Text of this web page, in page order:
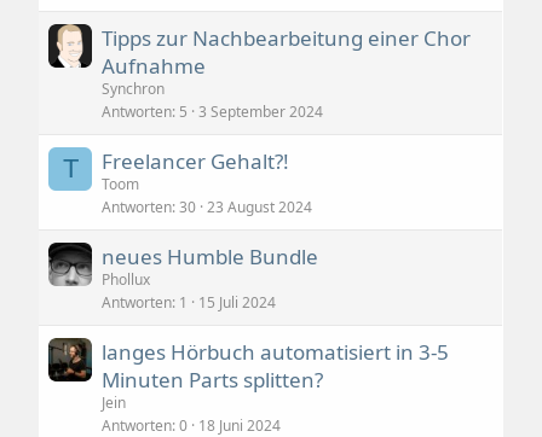
Tipps zur Nachbearbeitung einer Chor
Aufnahme
Synchron
Antworten 5 3 September 2024
T Freelancer Gehalt?!
Toom
Antworten 30 23 August 2024
neues Humble Bundle
Phollux
Antworten 1 15 Juli 2024
langes Hörbuch automatisiert in 3-5
Minuten Parts splitten?
Jein
Antworten 0 18 Juni 2024